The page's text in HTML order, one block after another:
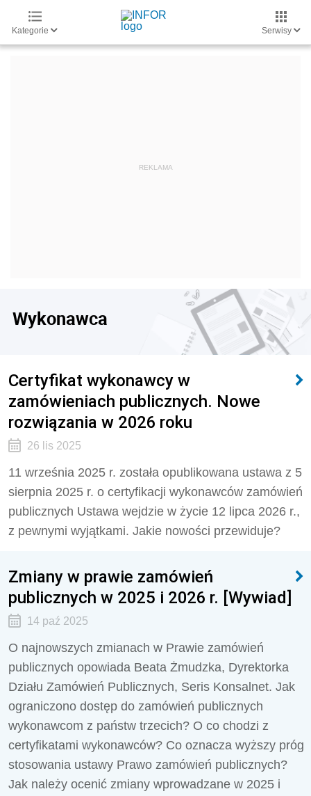
Kategorie Serwisy
Wykonawca
Certyfikat wykonawcy w
zamówieniach publicznych. Nowe
rozwiązania w 2026 roku
26 lis 2025
11 września 2025 r. została opublikowana ustawa z 5
sierpnia 2025 r. o certyfikacji wykonawców zamówień
publicznych Ustawa wejdzie w życie 12 lipca 2026 r.,
z pewnymi wyjątkami. Jakie nowości przewiduje?
Zmiany w prawie zamówień
publicznych w 2025 i 2026 r. [Wywiad]
14 paź 2025
O najnowszych zmianach w Prawie zamówień
publicznych opowiada Beata Żmudzka, Dyrektorka
Działu Zamówień Publicznych, Seris Konsalnet. Jak
ograniczono dostęp do zamówień publicznych
wykonawcom z państw trzecich? O co chodzi z
certyfikatami wykonawców? Co oznacza wyższy próg
stosowania ustawy Prawo zamówień publicznych?
Jak należy ocenić zmiany wprowadzane w 2025 i